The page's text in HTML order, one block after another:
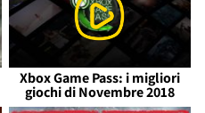
Xbox Game Pass: i migliori
giochi di Novembre 2018